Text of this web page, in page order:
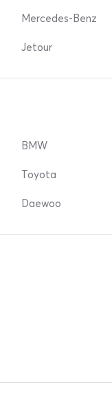
Mercedes-Benz
Jetour
BMW
Toyota
Daewoo